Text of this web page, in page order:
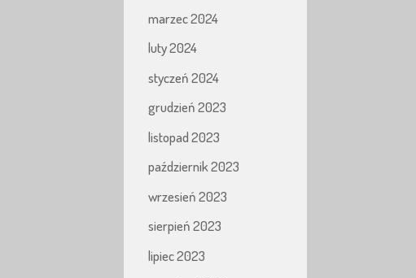
marzec 2024
luty 2024
styczeń 2024
grudzień 2023
listopad 2023
październik 2023
wrzesień 2023
sierpień 2023
lipiec 2023